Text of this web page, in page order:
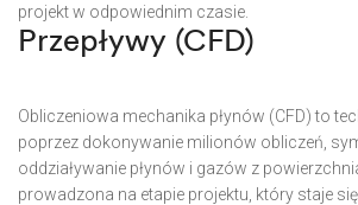
projekt w odpowiednim czasie.
Przepływy (CFD)
Obliczeniowa mechanika płynów (CFD) to
poprzez dokonywanie milionów obliczeń,
oddziaływanie płynów i gazów z
prowadzona na etapie projektu, który staje